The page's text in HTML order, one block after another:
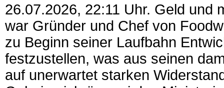
26.07.2026, 22:11 Uhr. Geld und
war Gründer und Chef von
zu Beginn seiner Laufbahn
festzustellen, was aus seinen
auf unerwartet starken